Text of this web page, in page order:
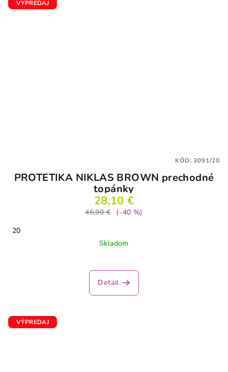
VÝPREDAJ
PROTETIKA NIKLAS BROWN prechodné
topánky
28,10 €
46,90 €
(–40 %)
20
Skladom
Detail
KÓD:3091/20
VÝPREDAJ